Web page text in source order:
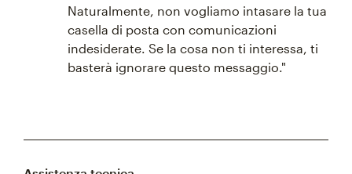
Naturalmente, non vogliamo intasare la tua
casella di posta con comunicazioni
indesiderate. Se la cosa non ti interessa, ti
basterà ignorare questo messaggio."